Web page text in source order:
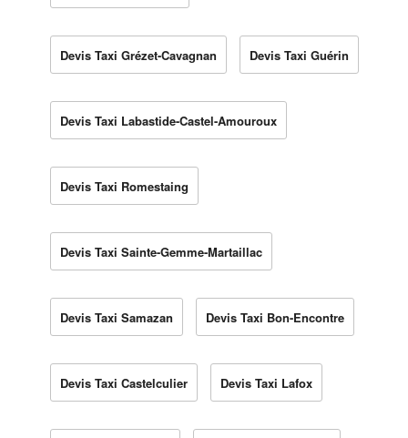
Devis Taxi Grézet-Cavagnan Devis Taxi Guérin
Devis Taxi Labastide-Castel-Amouroux
Devis Taxi Romestaing
Devis Taxi Sainte-Gemme-Martaillac
Devis Taxi Samazan Devis Taxi Bon-Encontre
Devis Taxi Castelculier Devis Taxi Lafox